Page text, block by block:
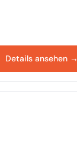
Details ansehen →